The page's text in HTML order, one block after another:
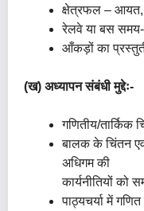
क्षेत्रफल – आयत,
रेलवे या बस समय-
आँकड़ों का
(ख) अध्यापन संबंधी मुद्देः-
गणितीय/तार्किक
बालक के चिंतन
अधिगम की
कार्यनीतियों को
पाठ्यचर्या में